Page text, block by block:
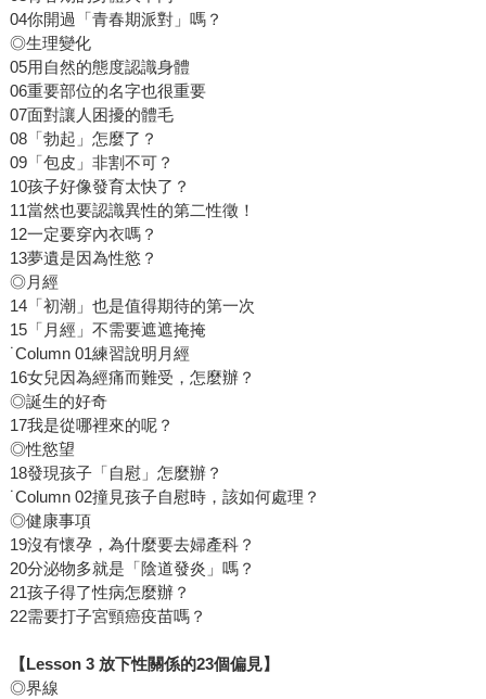
04你開過「青春期派對」嗎？
◎生理變化
05用自然的態度認識身體
06重要部位的名字也很重要
07面對讓人困擾的體毛
08「勃起」怎麼了？
09「包皮」非割不可？
10孩子好像發育太快了？
11當然也要認識異性的第二性徵！
12一定要穿內衣嗎？
13夢遺是因為性慾？
◎月經
14「初潮」也是值得期待的第一次
15「月經」不需要遮遮掩掩
˙Column 01練習說明月經
16女兒因為經痛而難受，怎麼辦？
◎誕生的好奇
17我是從哪裡來的呢？
◎性慾望
18發現孩子「自慰」怎麼辦？
˙Column 02撞見孩子自慰時，該如何處理？
◎健康事項
19沒有懷孕，為什麼要去婦產科？
20分泌物多就是「陰道發炎」嗎？
21孩子得了性病怎麼辦？
22需要打子宮頸癌疫苗嗎？
【Lesson 3 放下性關係的23個偏見】
◎界線